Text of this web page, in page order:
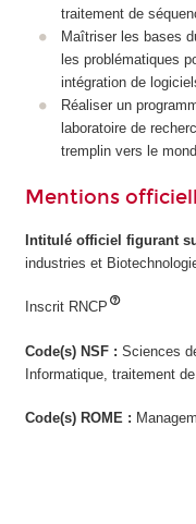
traitement de
Maîtriser les bases
les problématiques
intégration de
Réaliser un
laboratoire de
tremplin vers le
Mentions
Intitulé officiel figurant
industries et
Inscrit RNCP
Code(s) NSF :Sciences
Informatique, traitement
Code(s) ROME :